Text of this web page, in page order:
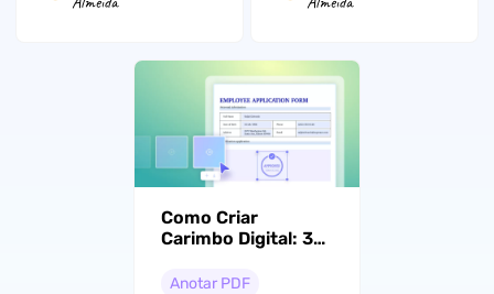
Como Criar
Carimbo Digital: 3
que Funcionam
Anotar PDF